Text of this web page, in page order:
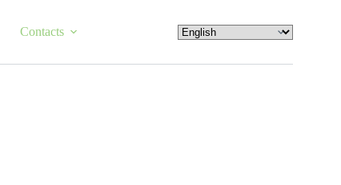
Contacts